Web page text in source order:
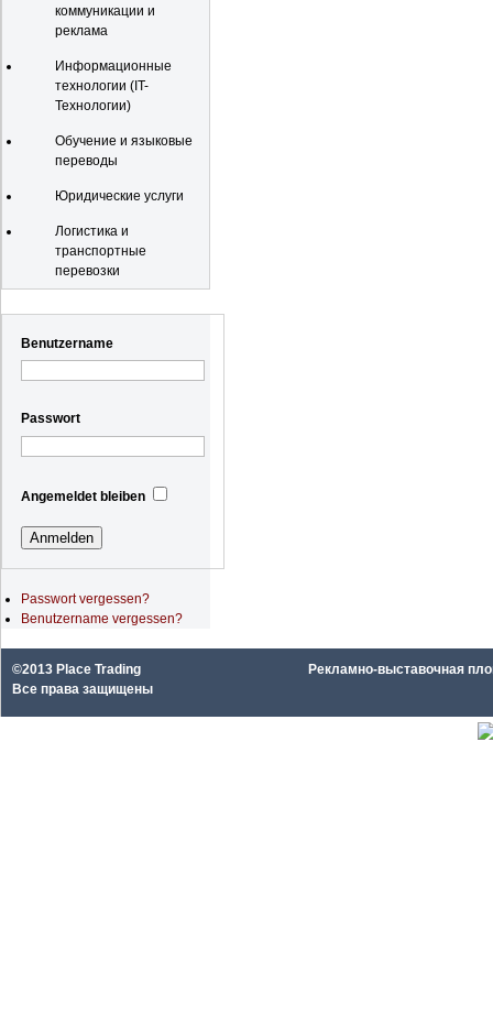
коммуникации и
реклама
Информационные
технологии (IT-
Технологии)
Обучение и языковые
переводы
Юридические услуги
Логистика и
транспортные
перевозки
Benutzername
Passwort
Angemeldet bleiben
Passwort vergessen?
Benutzername vergessen?
©2013 Place Trading
Все права защищены
Рекламно-выставочная